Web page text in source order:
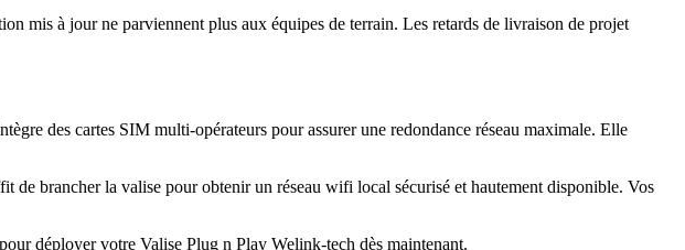
mis à jour ne parviennent plus aux équipes de terrain. Les retards de livraison de projet
des cartes SIM multi-opérateurs pour assurer une redondance réseau maximale. Elle
brancher la valise pour obtenir un réseau wifi local sécurisé et hautement disponible. Vos
déployer votre Valise Plug n Play Welink-tech dès maintenant.